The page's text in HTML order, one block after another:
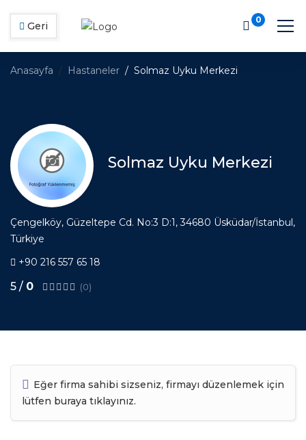
Geri
0
Anasayfa Hastaneler Solmaz Uyku Merkezi
Solmaz Uyku Merkezi
Çengelköy, Güzeltepe Cd. No:3 D:1, 34680 Üsküdar/İstanbul,
Türkiye
+90 216 557 65 18
5 / 0 (0)
Eğer firma sahibi sizseniz, firmayı düzenlemek için
lütfen buraya tıklayınız.